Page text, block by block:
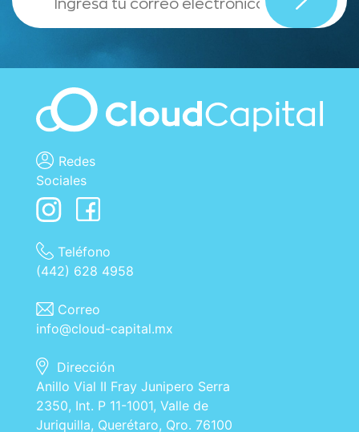
,
Redes
Sociales
Teléfono
(442) 628 4958
Correo
info@cloud-capital.mx
Dirección
Anillo Vial II Fray Junipero Serra
2350, Int. P 11-1001, Valle de
Juriquilla, Querétaro, Qro. 76100